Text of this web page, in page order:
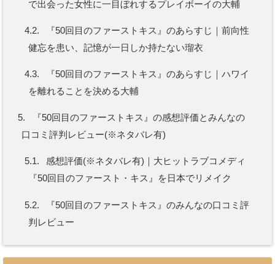
で出会った女性に一目ぼれするプレイボーイの大輔
4.2.
『50回目のファーストキス』のあらすじ｜前向性
健忘を患い、記憶が一日しか持たない瑠衣
4.3.
『50回目のファーストキス』のあらすじ｜ハワイ
を離れることを決める大輔
5.
『50回目のファーストキス』の感想評価とみんなの
口コミ評判レビュー(※ネタバレ有)
5.1.
感想評価(※ネタバレ有)｜大ヒットラブコメディ
『50回目のファースト・キス』を日本でリメイク
5.2.
『50回目のファーストキス』のみんなの口コミ評
判レビュー